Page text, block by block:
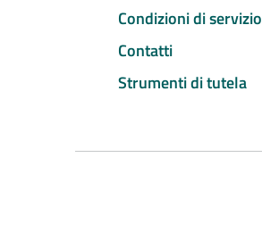
Condizioni di servizio
Contatti
Strumenti di tutela